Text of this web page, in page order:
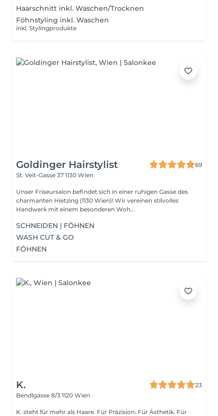
Haarschnitt inkl. Waschen/Trocknen
Föhnstyling inkl. Waschen
inkl. Stylingprodukte
Goldinger Hairstylist
69
St. Veit-Gasse 37 1130 Wien
Unser Friseursalon befindet sich in einer ruhigen Gasse des
charmanten Hietzing (1130 Wien)! Wir vereinen stilvolles
Handwerk mit einem besonderen Woh...
SCHNEIDEN | FÖHNEN
WASH CUT & GO
FÖHNEN
K.
23
Bendlgasse 8/3 1120 Wien
K. steht für mehr als Haare. Für Präzision. Für Ästhetik. Für